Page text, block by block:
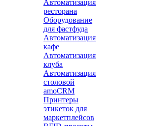
Автоматизация
ресторана
Оборудование
для фастфуда
Автоматизация
кафе
Автоматизация
клуба
Автоматизация
столовой
amoCRM
Принтеры
этикеток для
маркетплейсов